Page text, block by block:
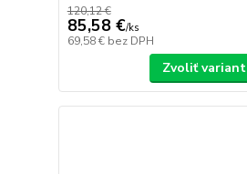
120,12 €
85,58 €/ks
69,58 € bez DPH
Zvoliť variant